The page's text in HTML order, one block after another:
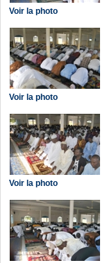
Voir la photo
Voir la photo
Voir la photo